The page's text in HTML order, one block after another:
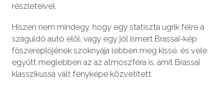
részleteivel.
Hiszen nem mindegy, hogy egy statiszta ugrik félre a
száguldó autó elől, vagy egy jól ismert Brassaï-kép
főszereplőjének szoknyája lebben meg kissé, és vele
együtt meglebben az az atmoszféra is, amit Brassaï
klasszikussá vált fényképe közvetített.